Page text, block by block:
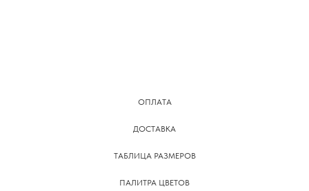
ОПЛАТА
ДОСТАВКА
ТАБЛИЦА РАЗМЕРОВ
ПАЛИТРА ЦВЕТОВ